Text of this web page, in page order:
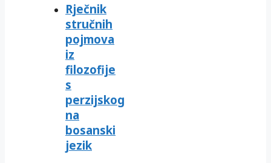
Rječnik
stručnih
pojmova
iz
filozofije
s
perzijskog
na
bosanski
jezik